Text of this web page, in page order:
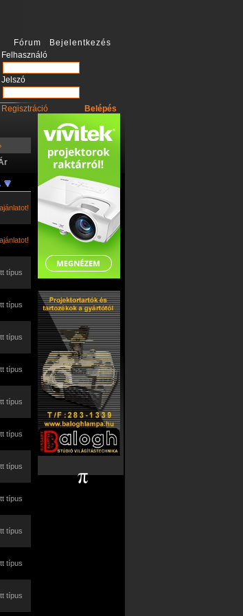
Fórum Bejelentkezés
Felhasználó
Jelszó
Regisztráció
típus
típus
típus
típus
típus
típus
típus
típus
típus
típus
típus